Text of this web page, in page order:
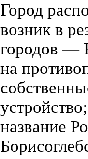
Город
возник в
городов —
на
название